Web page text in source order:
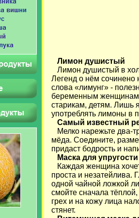
Лимон душистый
Лимон душистый в
Легенд о нём сочинено
слова «лимунг» -
беременным женщинам
старикам, детям. Лишь
употреблять лимоны в
Самый известный
Мелко нарежьте два-
мёда. Соедините,
придаст бодрость и
Маска для
Каждая женщина
проста и незатейлива.
одной чайной ложкой
смойте сначала
грех и на кожу лица
стянет.